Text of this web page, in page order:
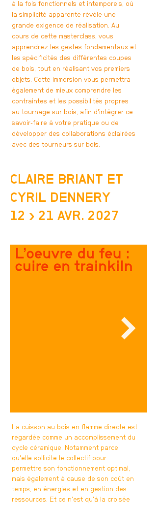
à la fois fonctionnels et intemporels, où
la simplicité apparente révèle une
grande exigence de réalisation. Au
cours de cette masterclass, vous
apprendrez les gestes fondamentaux et
les spécificités des différentes coupes
de bois, tout en réalisant vos premiers
objets. Cette immersion vous permettra
également de mieux comprendre les
contraintes et les possibilités propres
au tournage sur bois, afin d'intégrer ce
savoir-faire à votre pratique ou de
développer des collaborations éclairées
avec des tourneurs sur bois.
CLAIRE BRIANT ET
CYRIL DENNERY
12 › 21 AVR. 2027
La cuisson au bois en flamme directe est
regardée comme un accomplissement du
cycle céramique. Notamment parce
qu'elle sollicite le collectif pour
permettre son fonctionnement optimal,
mais également à cause de son coût en
temps, en énergies et en gestion des
ressources. Et ce n'est qu'à la croisée